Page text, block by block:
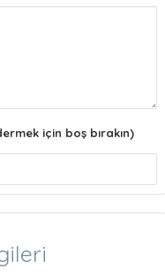
için boş bırakın)